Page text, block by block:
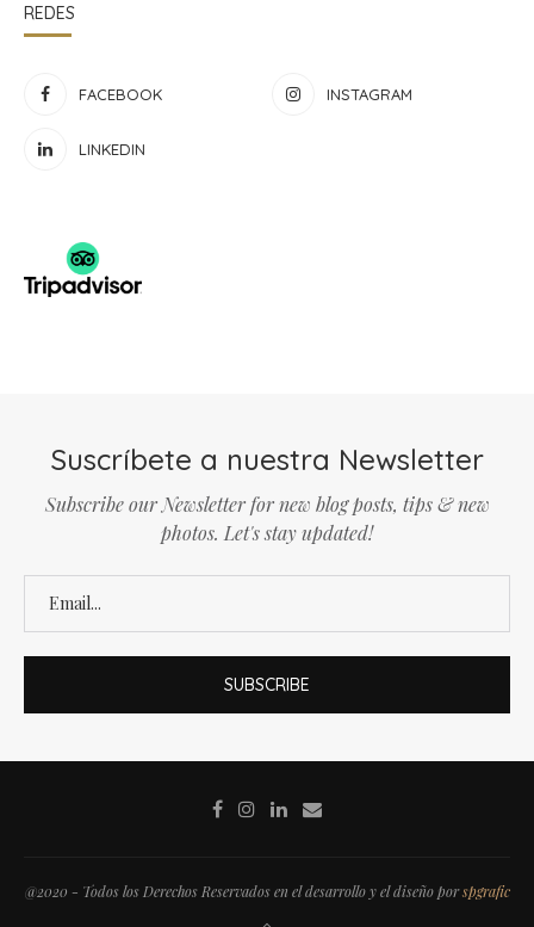
REDES
FACEBOOK INSTAGRAM
LINKEDIN
Suscríbete a nuestra Newsletter
Subscribe our Newsletter for new blog posts, tips & new
photos. Let's stay updated!
@2020 - Todos los Derechos Reservados en el desarrollo y el diseño porspgrafic